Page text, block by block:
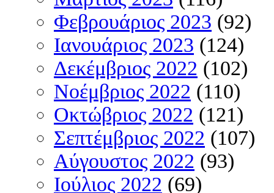
Φεβρουάριος 2023 (92)
Ιανουάριος 2023 (124)
Δεκέμβριος 2022 (102)
Νοέμβριος 2022 (110)
Οκτώβριος 2022 (121)
Σεπτέμβριος 2022 (107)
Αύγουστος 2022 (93)
Ιούλιος 2022 (69)